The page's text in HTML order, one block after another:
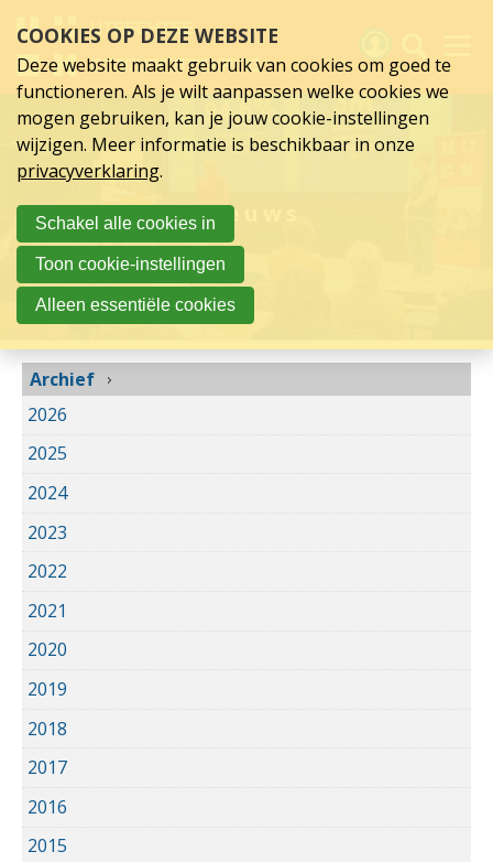
Archief
links
over
Spring
hoofd
inhoud
Spring
naar
hoofdnavigatie
Nieuws
Archief
2026
2025
2024
2023
2022
2021
2020
2019
2018
2017
2016
2015
Activiteiten
Nieuws
Verslagen
Sluit je aan
Over UCK
COOKIES OP DEZE WEBSITE
Deze website maakt gebruik van cookies om goed te
functioneren. Als je wilt aanpassen welke cookies we
mogen gebruiken, kan je jouw cookie-instellingen
wijzigen. Meer informatie is beschikbaar in onze
privacyverklaring.
Schakel alle cookies in
Toon cookie-instellingen
Alleen essentiële cookies